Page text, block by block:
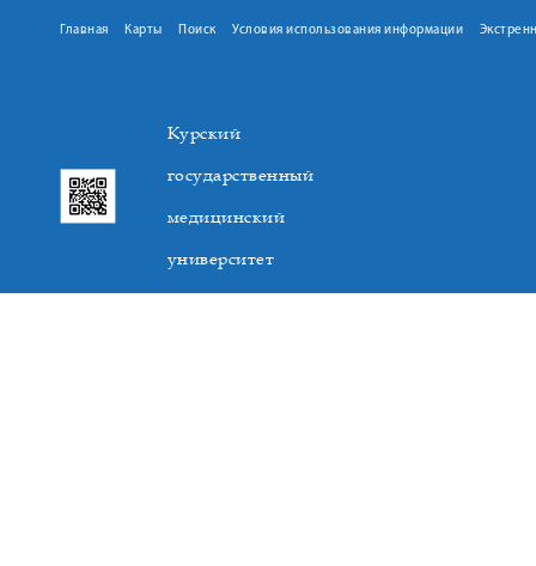
Главная Карты Поиск Условия использования информации
Курский
государственный
медицинский
университет